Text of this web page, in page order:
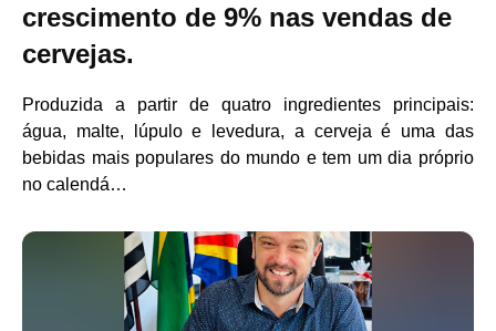
crescimento de 9% nas vendas de
cervejas.
Produzida a partir de quatro ingredientes principais:
água, malte, lúpulo e levedura, a cerveja é uma das
bebidas mais populares do mundo e tem um dia próprio
no calendá…